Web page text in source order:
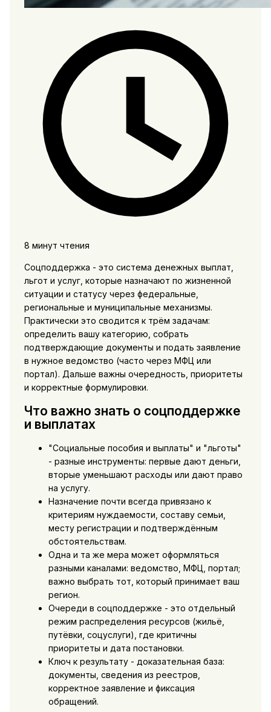
8 минут чтения
Соцподдержка - это система денежных выплат,
льгот и услуг, которые назначают по жизненной
ситуации и статусу через федеральные,
региональные и муниципальные механизмы.
Практически это сводится к трём задачам:
определить вашу категорию, собрать
подтверждающие документы и подать заявление
в нужное ведомство (часто через МФЦ или
портал). Дальше важны очередность, приоритеты
и корректные формулировки.
Что важно знать о соцподдержке
и выплатах
"Социальные пособия и выплаты" и "льготы"
- разные инструменты: первые дают деньги,
вторые уменьшают расходы или дают право
на услугу.
Назначение почти всегда привязано к
критериям нуждаемости, составу семьи,
месту регистрации и подтверждённым
обстоятельствам.
Одна и та же мера может оформляться
разными каналами: ведомство, МФЦ, портал;
важно выбрать тот, который принимает ваш
регион.
Очереди в соцподдержке - это отдельный
режим распределения ресурсов (жильё,
путёвки, соцуслуги), где критичны
приоритеты и дата постановки.
Ключ к результату - доказательная база:
документы, сведения из реестров,
корректное заявление и фиксация
обращений.